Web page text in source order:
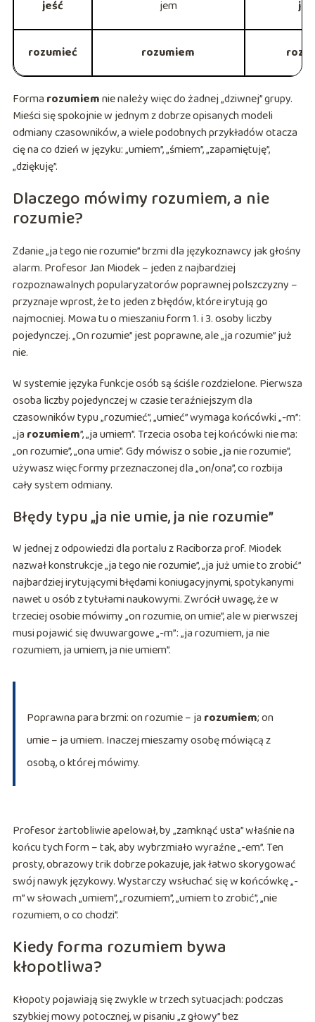
jeść jem
rozumieć rozumiem
Forma rozumiemnie należy więc do żadnej „dziwnej” grupy.
Mieści się spokojnie w jednym z dobrze opisanych modeli
odmiany czasowników, a wiele podobnych przykładów otacza
cię na co dzień w języku: „umiem”, „śmiem”, „zapamiętuję”,
„dziękuję”.
Dlaczego mówimy rozumiem, a nie
rozumie?
Zdanie „ja tego nie rozumie” brzmi dla językoznawcy jak głośny
alarm. Profesor Jan Miodek – jeden z najbardziej
rozpoznawalnych popularyzatorów poprawnej polszczyzny –
przyznaje wprost, że to jeden z błędów, które irytują go
najmocniej. Mowa tu o mieszaniu form 1. i 3. osoby liczby
pojedynczej. „On rozumie” jest poprawne, ale „ja rozumie” już
nie.
W systemie języka funkcje osób są ściśle rozdzielone. Pierwsza
osoba liczby pojedynczej w czasie teraźniejszym dla
czasowników typu „rozumieć”, „umieć” wymaga końcówki „-m”:
„ja rozumiem”, „ja umiem”. Trzecia osoba tej końcówki nie ma:
„on rozumie”, „ona umie”. Gdy mówisz o sobie „ja nie rozumie”,
używasz więc formy przeznaczonej dla „on/ona”, co rozbija
cały system odmiany.
Błędy typu „ja nie umie, ja nie rozumie”
W jednej z odpowiedzi dla portalu z Raciborza prof. Miodek
nazwał konstrukcje „ja tego nie rozumie”, „ja już umie to zrobić”
najbardziej irytującymi błędami koniugacyjnymi, spotykanymi
nawet u osób z tytułami naukowymi. Zwrócił uwagę, że w
trzeciej osobie mówimy „on rozumie, on umie”, ale w pierwszej
musi pojawić się dwuwargowe „-m”: „ja rozumiem, ja nie
rozumiem, ja umiem, ja nie umiem”.
Poprawna para brzmi: on rozumie – ja rozumiem; on
umie – ja umiem. Inaczej mieszamy osobę mówiącą z
osobą, o której mówimy.
Profesor żartobliwie apelował, by „zamknąć usta” właśnie na
końcu tych form – tak, aby wybrzmiało wyraźne „-em”. Ten
prosty, obrazowy trik dobrze pokazuje, jak łatwo skorygować
swój nawyk językowy. Wystarczy wsłuchać się w końcówkę „-
m” w słowach „umiem”, „rozumiem”, „umiem to zrobić”, „nie
rozumiem, o co chodzi”.
Kiedy forma rozumiem bywa
kłopotliwa?
Kłopoty pojawiają się zwykle w trzech sytuacjach: podczas
szybkiej mowy potocznej, w pisaniu „z głowy” bez